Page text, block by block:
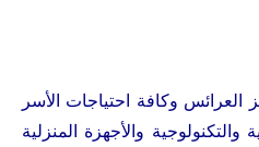
وكافة احتياجات الأسر
والتكنولوجية والأجهزة المنزلية